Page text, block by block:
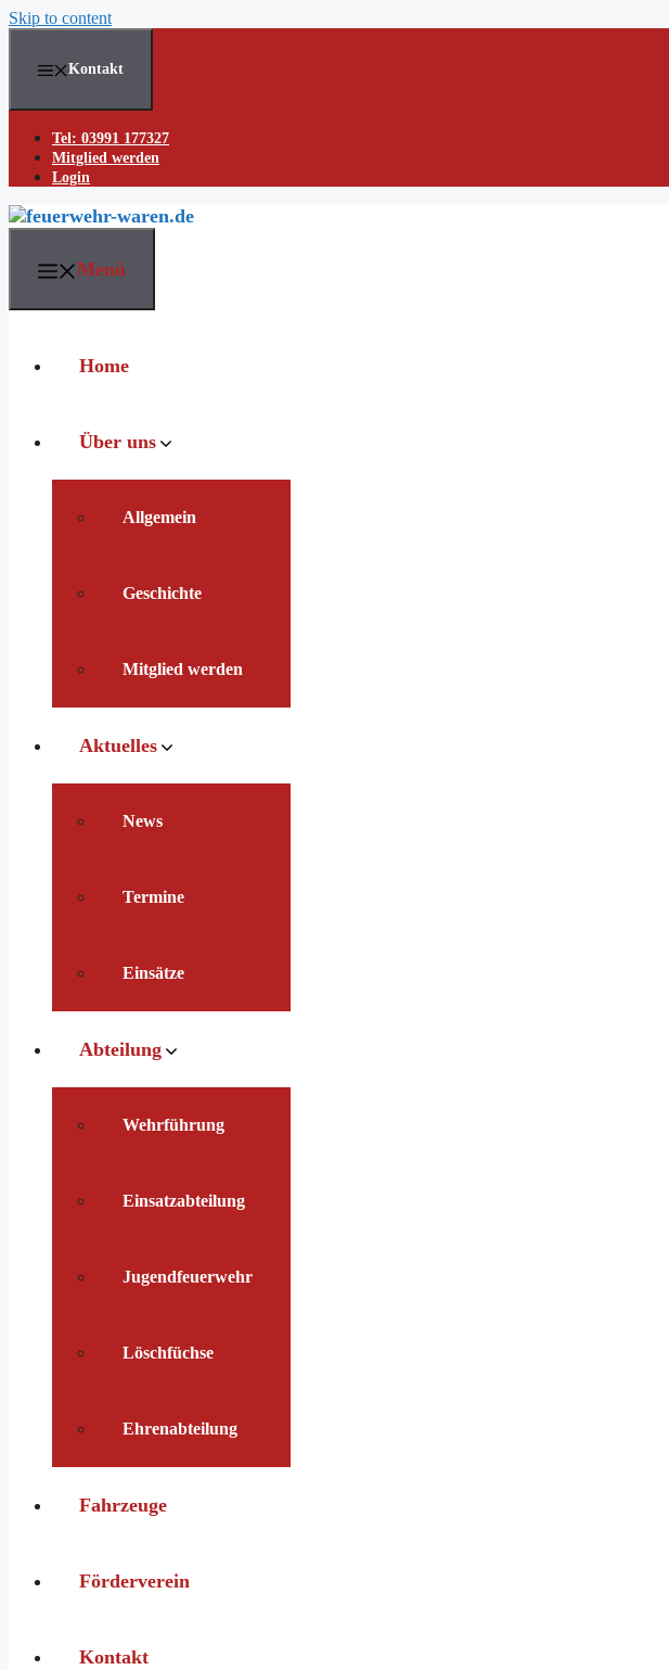
Skip to content
Kontakt
Tel: 03991 177327
Mitglied werden
Login
Menü
Home
Über uns
Allgemein
Geschichte
Mitglied werden
Aktuelles
News
Termine
Einsätze
Abteilung
Wehrführung
Einsatzabteilung
Jugendfeuerwehr
Löschfüchse
Ehrenabteilung
Fahrzeuge
Förderverein
Kontakt